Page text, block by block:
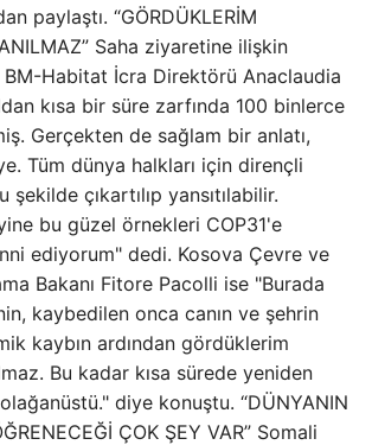
paylaştı. “GÖRDÜKLERİM
Saha ziyaretine ilişkin
BM-Habitat İcra Direktörü Anaclaudia
kısa bir süre zarfında 100 binlerce
Gerçekten de sağlam bir anlatı,
Tüm dünya halkları için dirençli
çıkartılıp yansıtılabilir.
bu güzel örnekleri COP31'e
ediyorum" dedi. Kosova Çevre ve
Bakanı Fitore Pacolli ise "Burada
kaybedilen onca canın ve şehrin
kaybın ardından gördüklerim
Bu kadar kısa sürede yeniden
diye konuştu. “DÜNYANIN
ÇOK ŞEY VAR” Somali